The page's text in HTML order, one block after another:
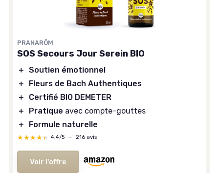
PRANARÔM
SOS Secours Jour Serein BIO
＋ Soutien émotionnel
＋
Fleurs de Bach Authentiques
＋
Certifié BIO DEMETER
＋
Pratique avec compte-gouttes
＋
Formule naturelle
★★★★★
★★★★★ 4,4/5 — 216 avis
Voir l'offre